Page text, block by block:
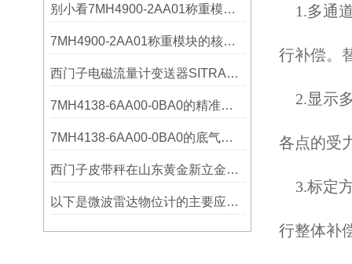
别小看7MH4900-2AA01称重模块！这些你日常接触的领域，早已离不开它
7MH4900-2AA01称重模块的核心亮点，藏着让效率翻倍的“关键密码”
西门子电磁流量计变送器SITRANS FMT020的功能
7MH4138-6AA00-0BA0的精准从何而来？关键组成部分，藏着答案！
7MH4138-6AA00-0BA0的底气：这些核心功能，让精准称重不再是难题
西门子皮带秤在山东黄金新立金矿的成功应用
以下是微波雷达物位计的主要应用领域及具体场景分析
1.多通
行补偿。
2.显示
各点的受
3.标定
行整体补